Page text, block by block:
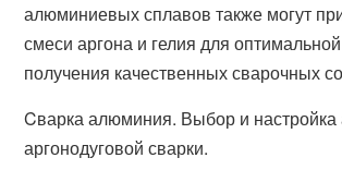
алюминиевых сплавов также могут
смеси аргона и гелия для
получения качественных сварочных
Cварка алюминия. Выбор и настройка
аргонодуговой сварки.